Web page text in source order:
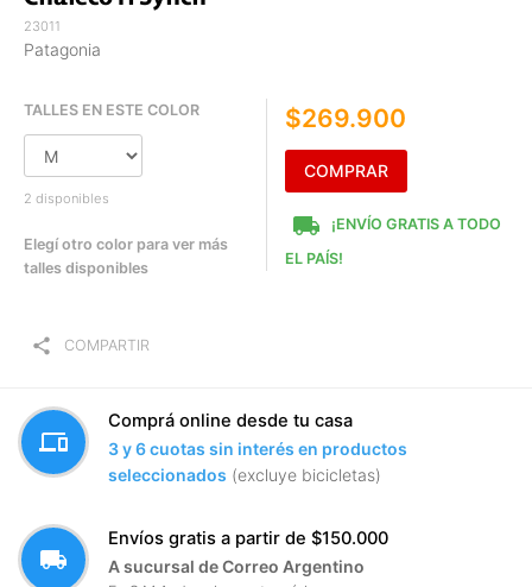
23011
Patagonia
TALLES EN ESTE COLOR
2 disponibles
Elegí otro color para ver más
talles disponibles
$269.900
COMPRAR
local_shipping
¡ENVÍO GRATIS A TODO
EL PAÍS!
share COMPARTIR
devices
Comprá online desde tu casa
3 y 6 cuotas sin interés en productos
seleccionados (excluye bicicletas)
local_shipping
Envíos gratis a partir de $150.000
A sucursal de Correo Argentino